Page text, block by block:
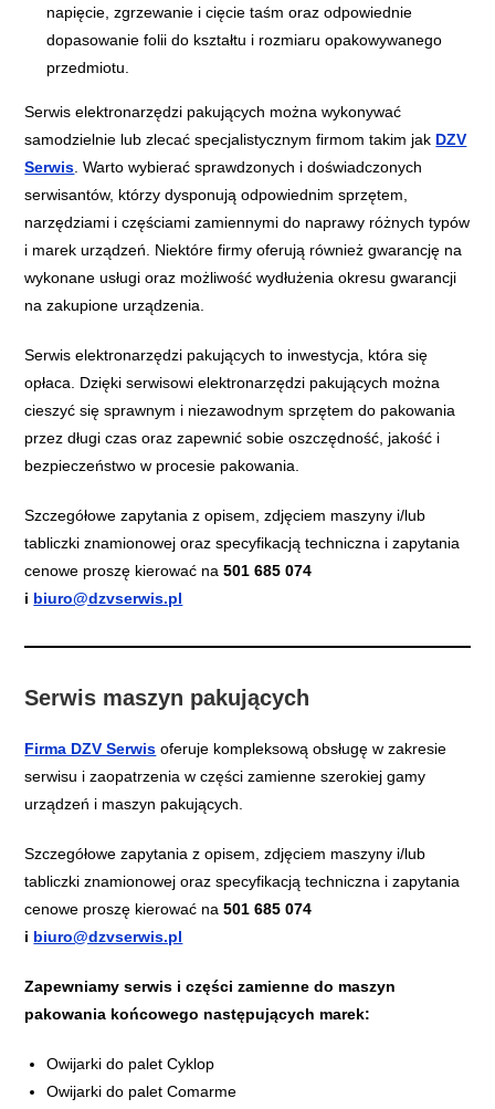
napięcie, zgrzewanie i cięcie taśm oraz odpowiednie
dopasowanie folii do kształtu i rozmiaru opakowywanego
przedmiotu.
Serwis elektronarzędzi pakujących można wykonywać
samodzielnie lub zlecać specjalistycznym firmom takim jak DZV
Serwis . Warto wybierać sprawdzonych i doświadczonych
serwisantów, którzy dysponują odpowiednim sprzętem,
narzędziami i częściami zamiennymi do naprawy różnych typów
i marek urządzeń. Niektóre firmy oferują również gwarancję na
wykonane usługi oraz możliwość wydłużenia okresu gwarancji
na zakupione urządzenia.
Serwis elektronarzędzi pakujących to inwestycja, która się
opłaca. Dzięki serwisowi elektronarzędzi pakujących można
cieszyć się sprawnym i niezawodnym sprzętem do pakowania
przez długi czas oraz zapewnić sobie oszczędność, jakość i
bezpieczeństwo w procesie pakowania.
​Szczegółowe zapytania z opisem, zdjęciem maszyny i/lub
tabliczki znamionowej oraz specyfikacją techniczna i zapytania
cenowe proszę kierować na501 685 074
i biuro@dzvserwis.pl
Serwis maszyn pakujących
Firma DZV Serwis oferuje kompleksową obsługę w zakresie
serwisu i zaopatrzenia w części zamienne szerokiej gamy
urządzeń i maszyn pakujących.
​Szczegółowe zapytania z opisem, zdjęciem maszyny i/lub
tabliczki znamionowej oraz specyfikacją techniczna i zapytania
cenowe proszę kierować na501 685 074
i biuro@dzvserwis.pl
Zapewniamy serwis i części zamienne do maszyn
pakowania końcowego następujących marek:​
Owijarki do palet Cyklop
Owijarki do palet Comarme